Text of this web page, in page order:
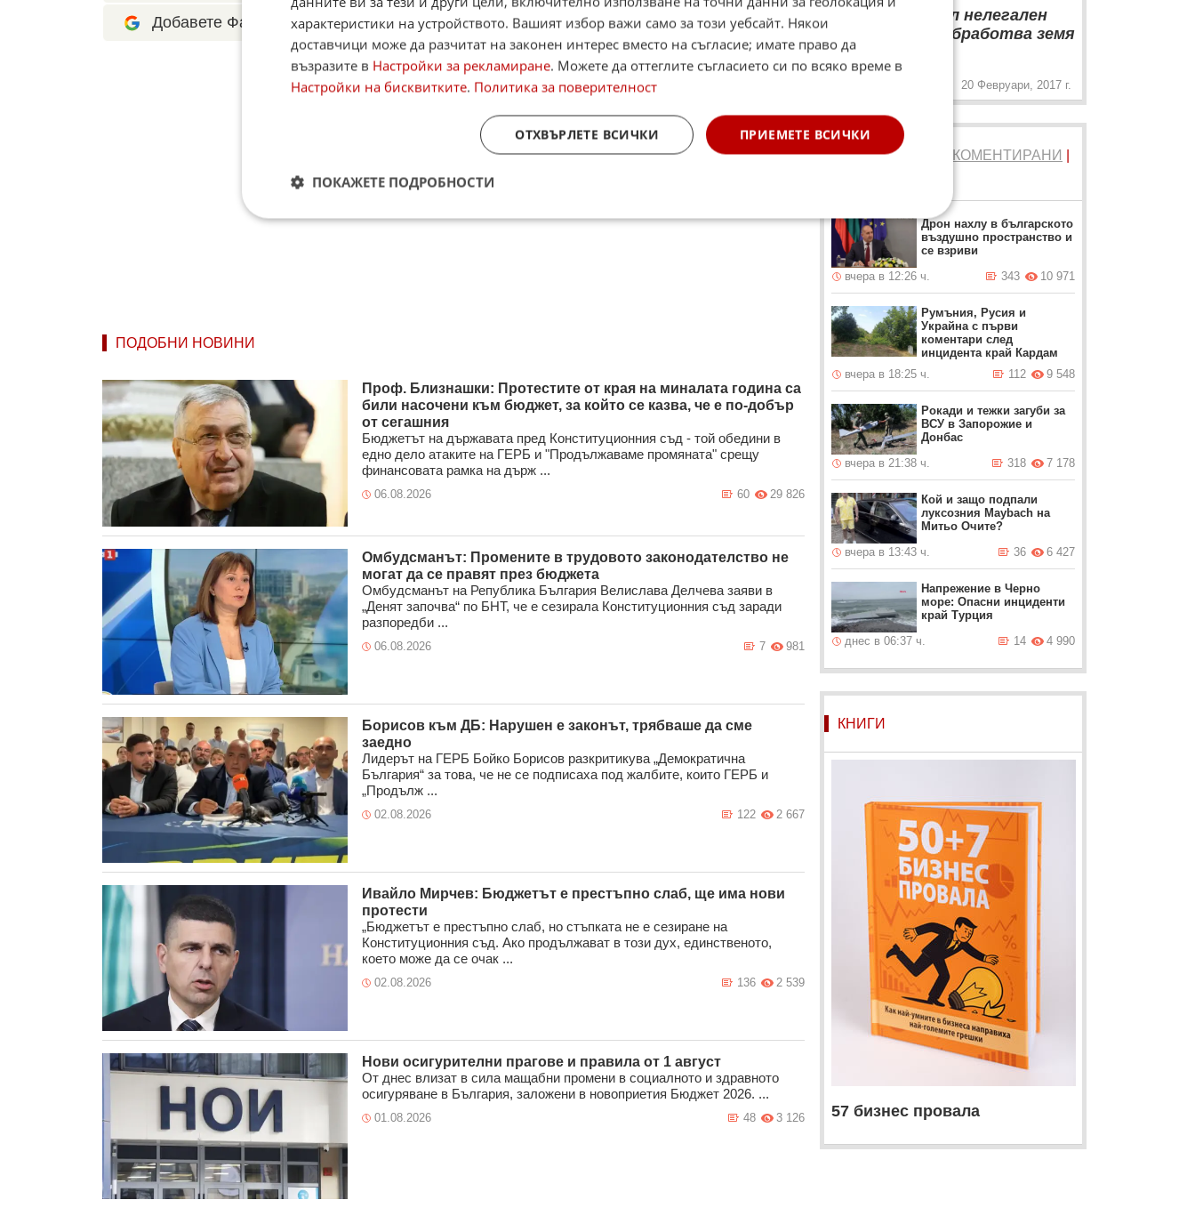
Добавете Факти.БГ като предпочитан източник в Google
ПОДОБНИ НОВИНИ
Проф. Близнашки: Протестите от края на миналата година са
били насочени към бюджет, за който се казва, че е по-добър
от сегашния
Бюджетът на държавата пред Конституционния съд - той обедини в
едно дело атаките на ГЕРБ и "Продължаваме промяната" срещу
финансовата рамка на държ ...
06.08.2026 29 826
60
Омбудсманът: Промените в трудовото законодателство не
могат да се правят през бюджета
Омбудсманът на Република България Велислава Делчева заяви в
„Денят започва“ по БНТ, че е сезирала Конституционния съд заради
разпоредби ...
06.08.2026 981
7
Борисов към ДБ: Нарушен е законът, трябваше да сме
заедно
Лидерът на ГЕРБ Бойко Борисов разкритикува „Демократична
България“ за това, че не се подписаха под жалбите, които ГЕРБ и
„Продълж ...
02.08.2026 2 667
122
Ивайло Мирчев: Бюджетът е престъпно слаб, ще има нови
протести
„Бюджетът е престъпно слаб, но стъпката не е сезиране на
Конституционния съд. Ако продължават в този дух, единственото,
което може да се очак ...
02.08.2026 2 539
136
Нови осигурителни прагове и правила от 1 август
От днес влизат в сила мащабни промени в социалното и здравното
осигуряване в България, заложени в новоприетия Бюджет 2026. ...
01.08.2026 3 126
48
“
Не съм видял нелегален
имигрант да обработва земя
„
20 Февруари, 2017 г.
ТОП 5ЧЕТЕНИ КОМЕНТИРАНИ
Дрон нахлу в българското
въздушно пространство и
се взриви
вчера в 12:26 ч.
10 971
343
Румъния, Русия и
Украйна с първи
коментари след
инцидента край Кардам
вчера в 18:25 ч.
9 548
112
Рокади и тежки загуби за
ВСУ в Запорожие и
Донбас
вчера в 21:38 ч.
7 178
318
Кой и защо подпали
луксозния Maybach на
Митьо Очите?
вчера в 13:43 ч.
6 427
36
Напрежение в Черно
море: Опасни инциденти
край Турция
днес в 06:37 ч.
4 990
14
КНИГИ
57 бизнес провала
характеристики на устройството. Вашият избор важи само за този уебсайт. Някои
доставчици може да разчитат на законен интерес вместо на съгласие; имате право да
възразите в Настройки за рекламиране. Можете да оттеглите съгласието си по всяко време в
Настройки на бисквитките. Политика за поверителност
ПРИЕМЕТЕ ВСИЧКИ
ОТХВЪРЛЕТЕ ВСИЧКИ
ПОКАЖЕТЕ ПОДРОБНОСТИ